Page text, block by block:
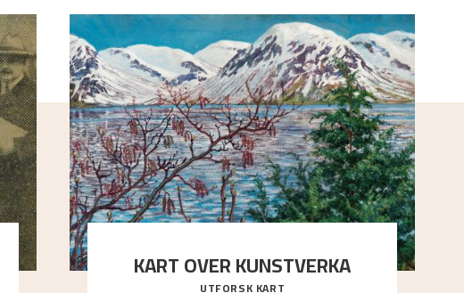
KART OVER KUNSTVERKA
UTFORSK KART